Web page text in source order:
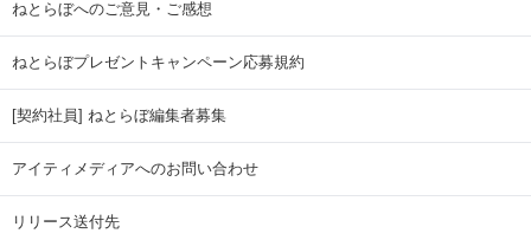
ねとらぼへのご意見・ご感想
ねとらぼプレゼントキャンペーン応募規約
[契約社員] ねとらぼ編集者募集
アイティメディアへのお問い合わせ
リリース送付先